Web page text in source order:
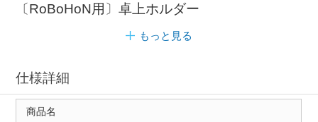
〔RoBoHoN用〕卓上ホルダー
もっと見る
仕様詳細
商品名